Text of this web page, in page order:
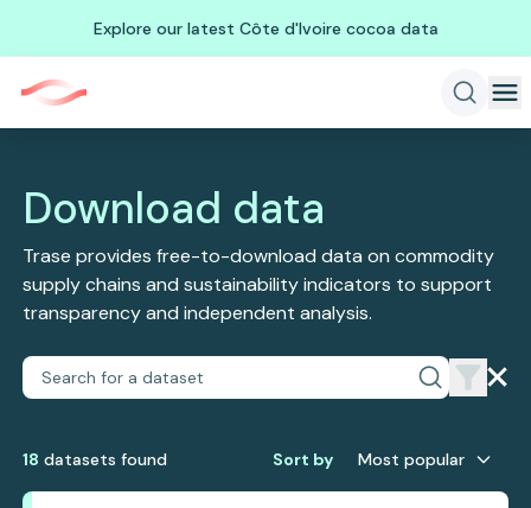
Explore our latest Côte d'Ivoire cocoa data
Download data
Trase provides free-to-download data on commodity
supply chains and sustainability indicators to support
transparency and independent analysis.
18 datasets found Sort by Most popular